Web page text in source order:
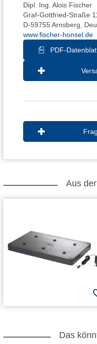
Dipl. Ing. Alois Fischer
Graf-Gottfried-Straße
D-59755 Arnsberg,
www.fischer-honsel.de
PDF-
Aus
Das